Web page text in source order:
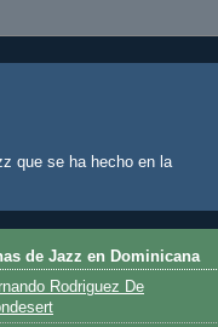
que se ha hecho en la
de Jazz en Dominicana
Rodriguez De